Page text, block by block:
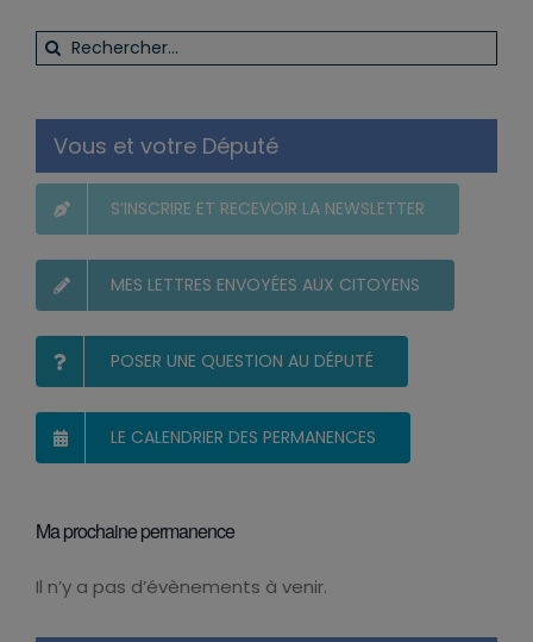
Rechercher:
Vous et votre Député
S’INSCRIRE ET RECEVOIR LA NEWSLETTER
MES LETTRES ENVOYÉES AUX CITOYENS
POSER UNE QUESTION AU DÉPUTÉ
LE CALENDRIER DES PERMANENCES
Ma prochaine permanence
Notice
Il n’y a pas d’évènements à venir.